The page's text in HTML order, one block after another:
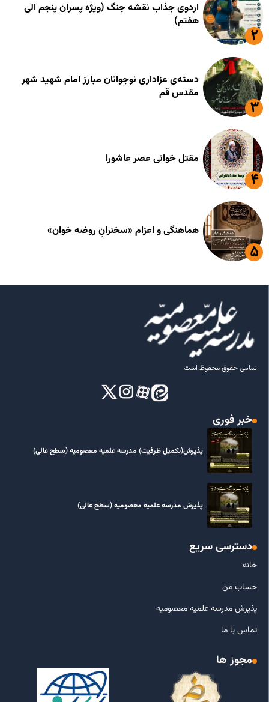
اردوی جذاب نقشه جنگ (ویژه پسران پنجم الی
هفتم)
دسته‌ی عزاداری نوجوانان مبارز امام شهید شهر
مقدس قم
مقتل خوانی عصر عاشورا
هماهنگی و اعزام «سخنرانِ روضه خوان»
تمامی حقوق محفوظ است
خبر فوری
پذیرش(تکمیل ظرفیت) مدرسه علمیه معصومیه‌ (سطح عالی)
پذیرش مدرسه علمیه معصومیه‌ (سطح عالی)
دسترسی سریع
خانه
حساب من
پذیرش مدرسه علمیه معصومیه
تماس با ما
مجوز ها